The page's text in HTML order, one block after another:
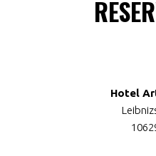
Hotel